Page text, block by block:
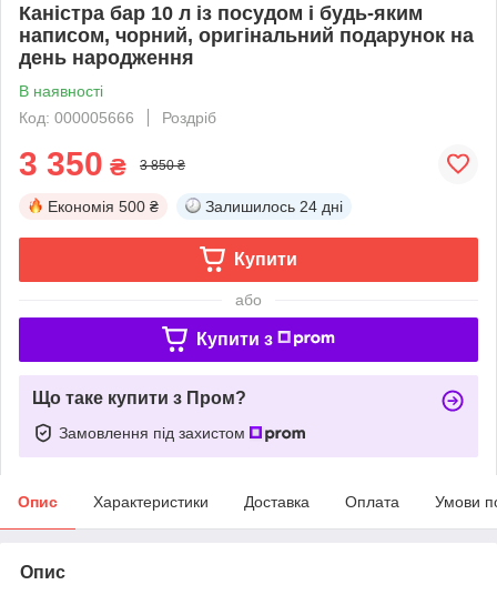
Каністра бар 10 л із посудом і будь-яким
написом, чорний, оригінальний подарунок на
день народження
В наявності
Код: 000005666
Роздріб
3 350 ₴ 3 850 ₴
Економія 500 ₴ Залишилось 24 дні
Купити
або
Купити з
Що таке купити з Пром?
Замовлення під захистом
Опис Характеристики Доставка Оплата Умови
Опис